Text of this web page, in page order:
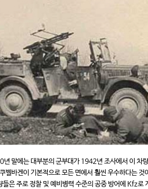
말에는 대부분의 군부대가 1942년 조사에서 이 차
벨바겐이 기본적으로 모든 면에서 훨씬 우수하다는
은 주로 정찰 및 예비병력 수준의 공중 방어에 Kfz로